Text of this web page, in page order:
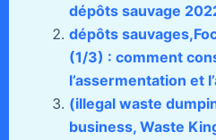
dépôts sauvage
dépôts
(1/3) : comment
l’assermentation et
(illegal waste
business, Waste